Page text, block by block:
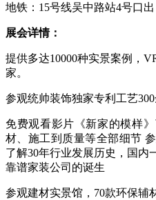
地铁： 15号线吴中路站4号口出
展会详情：
提供多达10000种实景案例，
家。
参观统帅装饰独家专利工艺
免费观看影片《新家的模样
材、施工到质量等全部细节
了解30年行业发展历史，国内
靠谱家装公司的诞生
参观建材实景馆 ， 70款环保辅